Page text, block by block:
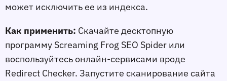
может исключить еe из индекса.
Как применить: Скачайте десктопную
программу Screaming Frog SEO Spider или
воспользуйтесь онлайн-сервисами вроде
Redirect Checker. Запустите сканирование сайта